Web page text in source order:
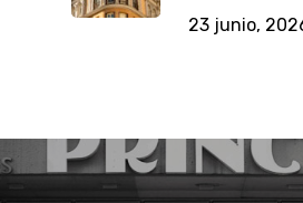
23 junio,